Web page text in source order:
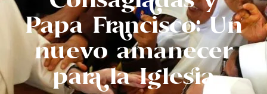
Papa Francisco: Un
nuevo amanecer
para la Iglesia